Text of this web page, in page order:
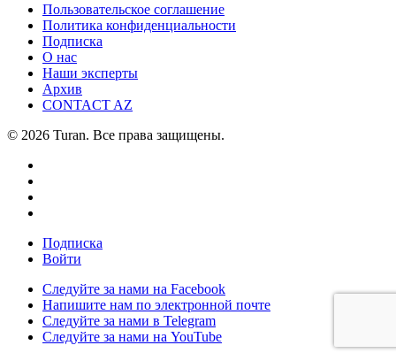
Пользовательское соглашение
Политика конфиденциальности
Подписка
О нас
Наши эксперты
Архив
CONTACT AZ
© 2026 Turan. Все права защищены.
Подписка
Войти
Следуйте за нами на Facebook
Напишите нам по электронной почте
Следуйте за нами в Telegram
Следуйте за нами на YouTube